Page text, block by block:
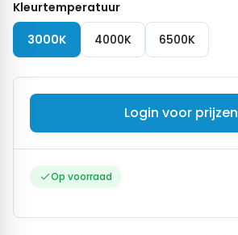
Kleurtemperatuur
3000K
4000K 6500K
Login voor prijzen
Op voorraad